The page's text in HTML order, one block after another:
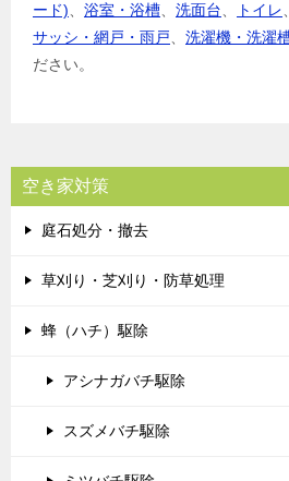
ード)、 浴室・浴槽、 洗面台、 トイレ、
サッシ・網戸・雨戸、 洗濯機・洗濯
ださい。
空き家対策
庭石処分・撤去
草刈り・芝刈り・防草処理
蜂（ハチ）駆除
アシナガバチ駆除
スズメバチ駆除